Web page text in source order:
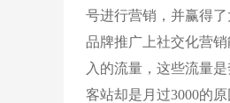
号进行营销，并赢得
品牌推广上社交化营
入的流量，这些流量
客站却是月过3000的